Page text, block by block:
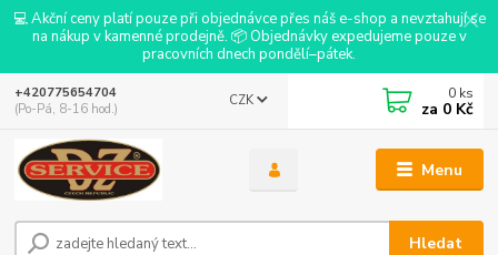
💻 Akční ceny platí pouze při objednávce přes náš e-shop a nevztahují se
na nákup v kamenné prodejně. 📦 Objednávky expedujeme pouze v
pracovních dnech pondělí–pátek.
Menu
CZK
Hledat
+420775654704
(Po-Pá, 8-16 hod.)
0 ks
za 0 Kč